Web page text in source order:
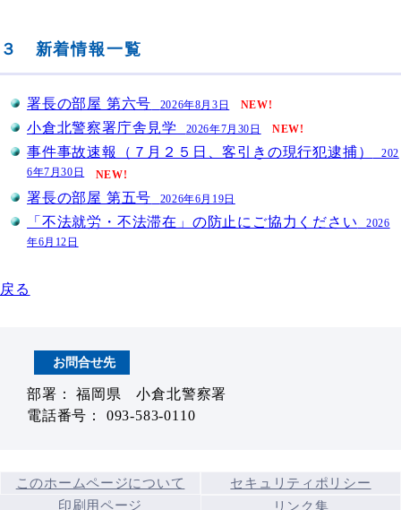
３ 新着情報一覧
署長の部屋 第六号 2026年8月3日 NEW!
小倉北警察署庁舎見学 2026年7月30日 NEW!
事件事故速報（７月２５日、客引きの現行犯逮捕） 202
6年7月30日NEW!
署長の部屋 第五号 2026年6月19日
「不法就労・不法滞在」の防止にご協力ください 2026
年6月12日
戻る
お問合せ先
部署： 福岡県 小倉北警察署
電話番号： 093-583-0110
このホームページについて
セキュリティポリシー
印刷用ページ
リンク集